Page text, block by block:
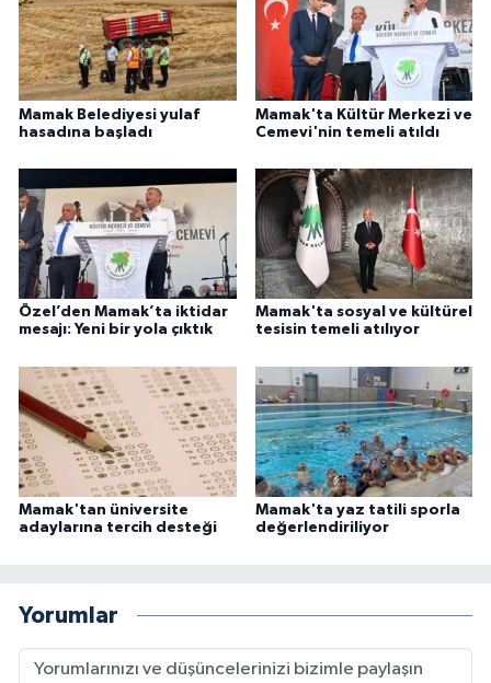
Mamak Belediyesi yulaf
hasadına başladı
Mamak'ta Kültür Merkezi ve
Cemevi'nin temeli atıldı
Özel’den Mamak’ta iktidar
mesajı: Yeni bir yola çıktık
Mamak'ta sosyal ve kültürel
tesisin temeli atılıyor
Mamak'tan üniversite
adaylarına tercih desteği
Mamak'ta yaz tatili sporla
değerlendiriliyor
Yorumlar